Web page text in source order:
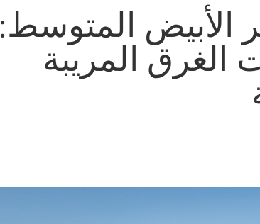
الأبيض المتوسط:
المريبة